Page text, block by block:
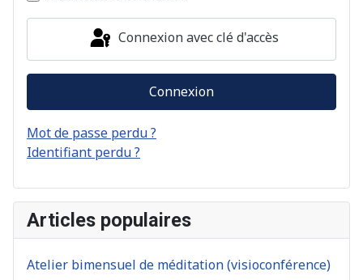
Connexion avec clé d'accès
Connexion
Mot de passe perdu ?
Identifiant perdu ?
Articles populaires
Atelier bimensuel de méditation (visioconférence)